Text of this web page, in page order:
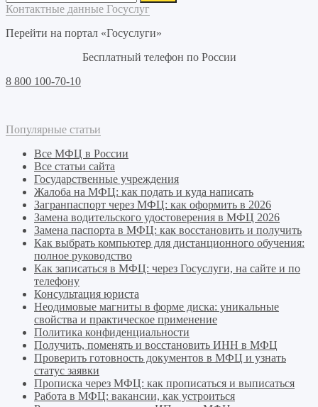
Контактные данные Госуслуг
Перейти на портал «Госуслуги»
Бесплатный телефон по России
8 800 100-70-10
Популярные статьи
Все МФЦ в России
Все статьи сайта
Государственные учреждения
Жалоба на МФЦ: как подать и куда написать
Загранпаспорт через МФЦ: как оформить в 2026
Замена водительского удостоверения в МФЦ 2026
Замена паспорта в МФЦ: как восстановить и получить
Как выбрать компьютер для дистанционного обучения:
полное руководство
Как записаться в МФЦ: через Госуслуги, на сайте и по
телефону
Консультация юриста
Неодимовые магниты в форме диска: уникальные
свойства и практическое применение
Политика конфиденциальности
Получить, поменять и восстановить ИНН в МФЦ
Проверить готовность документов в МФЦ и узнать
статус заявки
Прописка через МФЦ: как прописаться и выписаться
Работа в МФЦ: вакансии, как устроиться